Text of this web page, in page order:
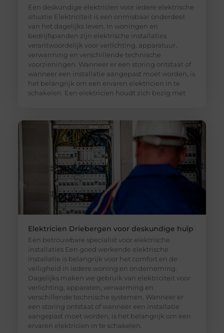
Een deskundige elektricien voor iedere elektrische
situatie Elektriciteit is een onmisbaar onderdeel
van het dagelijks leven. In woningen en
bedrijfspanden zijn elektrische installaties
verantwoordelijk voor verlichting, apparatuur,
verwarming en verschillende technische
voorzieningen. Wanneer er een storing ontstaat of
wanneer een installatie aangepast moet worden, is
het belangrijk om een ervaren elektricien in te
schakelen. Een elektricien houdt zich bezig met
Elektricien Driebergen voor deskundige hulp
Een betrouwbare specialist voor elektrische
installaties Een goed werkende elektrische
installatie is belangrijk voor het comfort en de
veiligheid in iedere woning en onderneming.
Dagelijks maken we gebruik van elektriciteit voor
verlichting, apparaten, verwarming en
verschillende technische systemen. Wanneer er
een storing ontstaat of wanneer een installatie
aangepast moet worden, is het belangrijk om een
ervaren elektricien in te schakelen.